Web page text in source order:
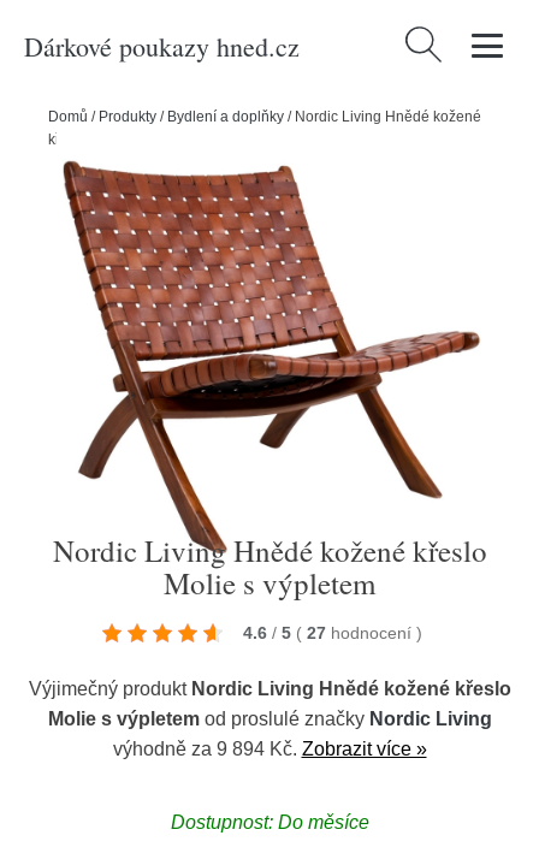
Dárkové poukazy hned.cz Vyhledávání
Domů / Produkty / Bydlení a doplňky / Nordic Living Hnědé kožené
křeslo Molie s výpletem
Nordic Living Hnědé kožené křeslo
Molie s výpletem
4.6 / 5 ( 27 hodnocení )
Výjimečný produkt Nordic Living Hnědé kožené křeslo
Molie s výpletemod proslulé značky Nordic Living
výhodně za 9 894 Kč. Zobrazit více »
Dostupnost: Do měsíce